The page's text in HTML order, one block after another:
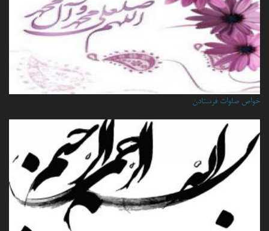
خواص صلوات فرستادن